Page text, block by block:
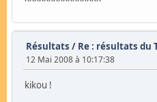
Résultats / Re : résultats du
12 Mai 2008 à 10:17:38
kikou !